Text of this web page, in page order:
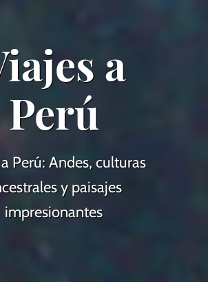
a
Perú
Perú: Andes, culturas
y paisajes
impresionantes